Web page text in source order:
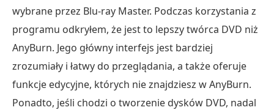
wybrane przez Blu-ray Master. Podczas korzystania z
programu odkryłem, że jest to lepszy twórca DVD niż
AnyBurn. Jego główny interfejs jest bardziej
zrozumiały i łatwy do przeglądania, a także oferuje
funkcje edycyjne, których nie znajdziesz w AnyBurn.
Ponadto, jeśli chodzi o tworzenie dysków DVD, nadal